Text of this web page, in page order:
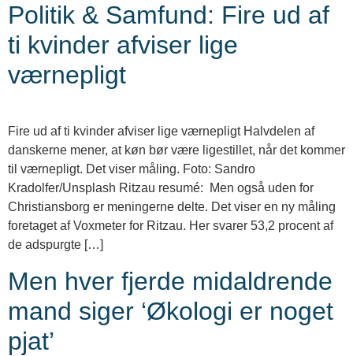
Politik & Samfund: Fire ud af
ti kvinder afviser lige
værnepligt
Fire ud af ti kvinder afviser lige værnepligt Halvdelen af
danskerne mener, at køn bør være ligestillet, når det kommer
til værnepligt. Det viser måling. Foto: Sandro
Kradolfer/Unsplash Ritzau resumé: Men også uden for
Christiansborg er meningerne delte. Det viser en ny måling
foretaget af Voxmeter for Ritzau. Her svarer 53,2 procent af
de adspurgte […]
Men hver fjerde midaldrende
mand siger ‘Økologi er noget
pjat’